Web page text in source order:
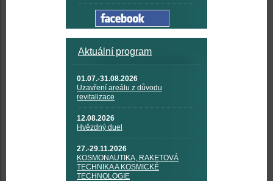
Aktuální program
01.07.-31.08.2026
Uzavření areálu z důvodu
revitalizace
12.08.2026
Hvězdný duel
27.-29.11.2026
KOSMONAUTIKA, RAKETOVÁ
TECHNIKA A KOSMICKÉ
TECHNOLOGIE